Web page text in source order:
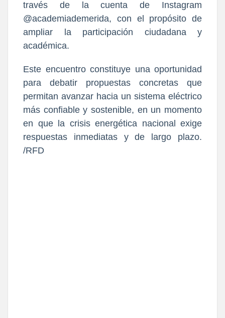
@academiademerida, con el propósito de
ampliar la participación ciudadana y
académica.
Este encuentro constituye una oportunidad
para debatir propuestas concretas que
permitan avanzar hacia un sistema eléctrico
más confiable y sostenible, en un momento
en que la crisis energética nacional exige
respuestas inmediatas y de largo plazo.
/RFD